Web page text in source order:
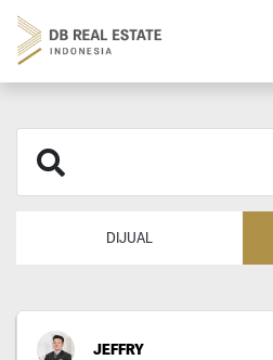
DIJUAL
JEFFRY